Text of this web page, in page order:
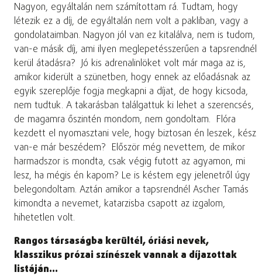
Nagyon, egyáltalán nem számítottam rá. Tudtam, hogy
létezik ez a díj, de egyáltalán nem volt a pakliban, vagy a
gondolataimban. Nagyon jól van ez kitalálva, nem is tudom,
van-e másik díj, ami ilyen meglepetésszerűen a tapsrendnél
kerül átadásra? Jó kis adrenalinlöket volt már maga az is,
amikor kiderült a szünetben, hogy ennek az előadásnak az
egyik szereplője fogja megkapni a díjat, de hogy kicsoda,
nem tudtuk. A takarásban találgattuk ki lehet a szerencsés,
de magamra őszintén mondom, nem gondoltam. Flóra
kezdett el nyomasztani vele, hogy biztosan én leszek, kész
van-e már beszédem? Először még nevettem, de mikor
harmadszor is mondta, csak végig futott az agyamon, mi
lesz, ha mégis én kapom? Le is késtem egy jelenetről úgy
belegondoltam. Aztán amikor a tapsrendnél Ascher Tamás
kimondta a nevemet, katarzisba csapott az izgalom,
hihetetlen volt.
Rangos társaságba kerültél, óriási nevek,
klasszikus prózai színészek vannak a díjazottak
listáján…